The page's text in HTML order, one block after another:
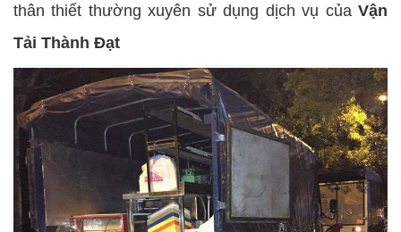
thân thiết thường xuyên sử dụng dịch vụ của Vận
Tải Thành Đạt